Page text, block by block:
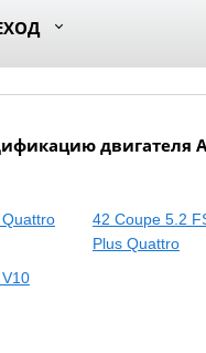
двигателя
42 Coupe 5.2
Plus Quattro